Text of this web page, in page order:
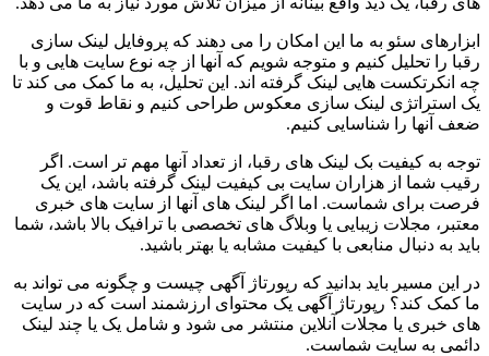
ابزارهای سئو به ما این امکان را می دهند که پروفایل لینک سازی
رقبا را تحلیل کنیم و متوجه شویم که آنها از چه نوع سایت هایی و با
چه انکرتکست هایی لینک گرفته اند. این تحلیل، به ما کمک می کند تا
یک استراتژی لینک سازی معکوس طراحی کنیم و نقاط قوت و
ضعف آنها را شناسایی کنیم.
توجه به کیفیت بک لینک های رقبا، از تعداد آنها مهم تر است. اگر
رقیب شما از هزاران سایت بی کیفیت لینک گرفته باشد، این یک
فرصت برای شماست. اما اگر لینک های آنها از سایت های خبری
معتبر، مجلات زیبایی یا وبلاگ های تخصصی با ترافیک بالا باشد، شما
باید به دنبال منابعی با کیفیت مشابه یا بهتر باشید.
در این مسیر باید بدانید که رپورتاژ آگهی چیست و چگونه می تواند به
ما کمک کند؟ رپورتاژ آگهی یک محتوای ارزشمند است که در سایت
های خبری یا مجلات آنلاین منتشر می شود و شامل یک یا چند لینک
دائمی به سایت شماست.